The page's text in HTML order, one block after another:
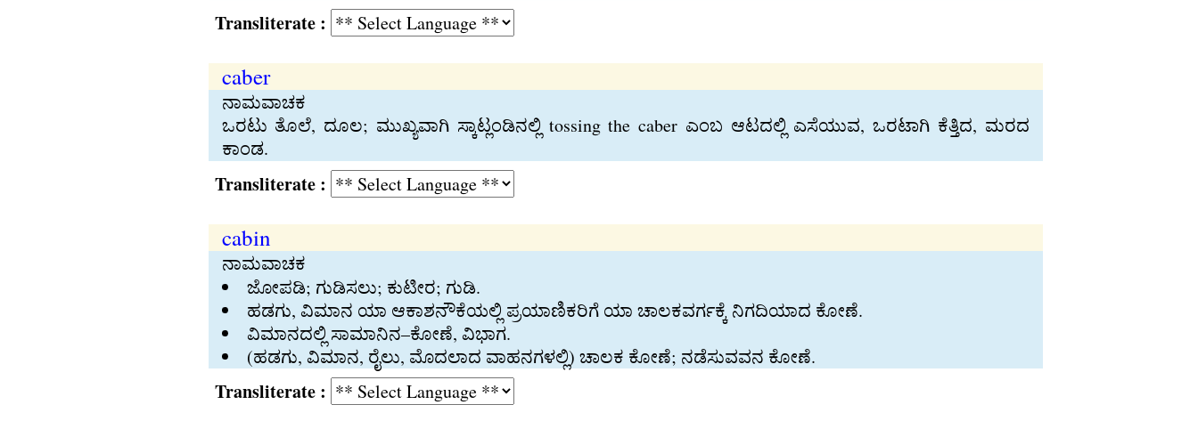
Transliterate :
caber
ನಾಮವಾಚಕ
ಒರಟು ತೊಲೆ, ದೂಲ; ಮುಖ್ಯವಾಗಿ ಸ್ಕಾಟ್ಲಂಡಿನಲ್ಲಿ tossing the caber ಎಂಬ ಆಟದಲ್ಲಿ ಎಸೆಯುವ, ಒರಟಾಗಿ ಕೆತ್ತಿದ, ಮರದ
ಕಾಂಡ.
Transliterate :
cabin
ನಾಮವಾಚಕ
ಜೋಪಡಿ; ಗುಡಿಸಲು; ಕುಟೀರ; ಗುಡಿ.
ಹಡಗು, ವಿಮಾನ ಯಾ ಆಕಾಶನೌಕೆಯಲ್ಲಿ ಪ್ರಯಾಣಿಕರಿಗೆ ಯಾ ಚಾಲಕವರ್ಗಕ್ಕೆ ನಿಗದಿಯಾದ ಕೋಣೆ.
ವಿಮಾನದಲ್ಲಿ ಸಾಮಾನಿನ–ಕೋಣೆ, ವಿಭಾಗ.
(ಹಡಗು, ವಿಮಾನ, ರೈಲು, ಮೊದಲಾದ ವಾಹನಗಳಲ್ಲಿ) ಚಾಲಕ ಕೋಣೆ; ನಡೆಸುವವನ ಕೋಣೆ.
Transliterate :